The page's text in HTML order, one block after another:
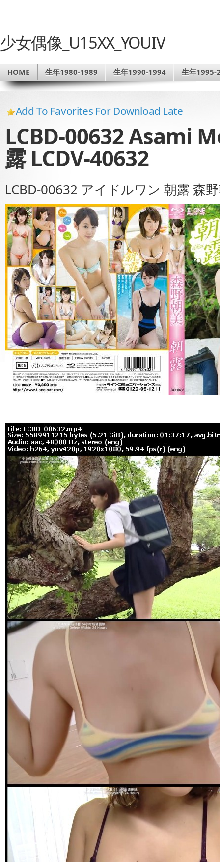
少女偶像_U15XX_YOUIV
HOME 生年1980-1989 生年1990-1994 生年1995-
Add To Favorites For Download Late
LCBD-00632 Asami
露 LCDV-40632
LCBD-00632 アイドルワン 朝露 森